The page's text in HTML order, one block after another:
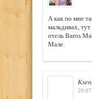
А как по мне
мальдивах,
отель Baros
Мале.